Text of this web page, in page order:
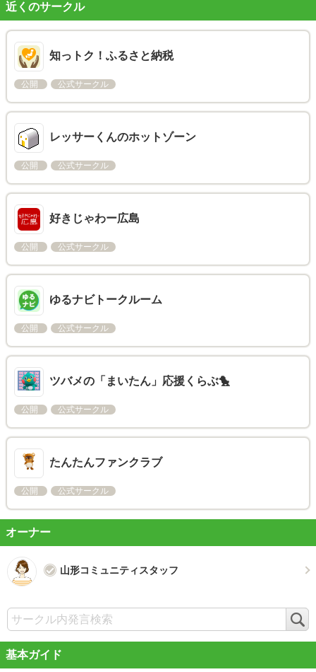
近くのサークル
知っトク！ふるさと納税
公開 公式サークル
レッサーくんのホットゾーン
公開 公式サークル
好きじゃわー広島
公開 公式サークル
ゆるナビトークルーム
公開 公式サークル
ツバメの「まいたん」応援くらぶ🐤
公開 公式サークル
たんたんファンクラブ
公開 公式サークル
オーナー
山形コミュニティスタッフ
基本ガイド